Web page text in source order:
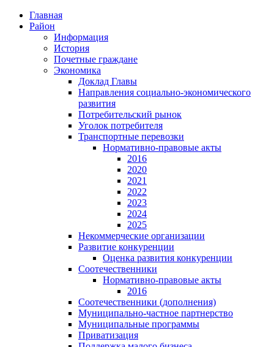
Главная
Район
Информация
История
Почетные граждане
Экономика
Доклад Главы
Направления социально-экономического
развития
Потребительский рынок
Уголок потребителя
Транспортные перевозки
Нормативно-правовые акты
2016
2020
2021
2022
2023
2024
2025
Некоммерческие организации
Развитие конкуренции
Оценка развития конкуренции
Соотечественники
Нормативно-правовые акты
2016
Соотечественники (дополнения)
Муниципально-частное партнерство
Муниципальные программы
Приватизация